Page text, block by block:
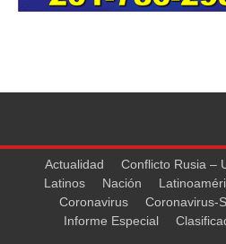
Actualidad Conflicto Rusia –
Latinos
Nación
Coronavirus
Coronavirus-
Informe Especial